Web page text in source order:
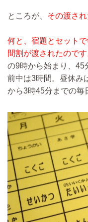
ところが、 その渡さ
何と、宿題とセット
間割が渡されたのです
の9時から始まり、45
前中は3時間。昼休み
から3時45分までの毎